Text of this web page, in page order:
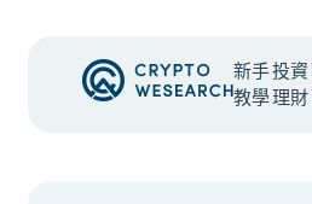
新手
教學
投資
理財